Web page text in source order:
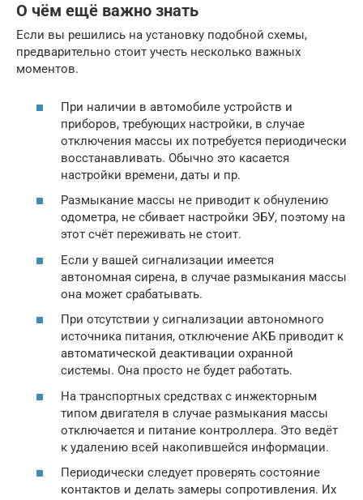
О чём ещё важно знать
Если вы решились на установку подобной схемы,
предварительно стоит учесть несколько важных
моментов.
При наличии в автомобиле устройств и
приборов, требующих настройки, в случае
отключения массы их потребуется периодически
восстанавливать. Обычно это касается
настройки времени, даты и пр.
Размыкание массы не приводит к обнулению
одометра, не сбивает настройки ЭБУ, поэтому на
этот счёт переживать не стоит.
Если у вашей сигнализации имеется
автономная сирена, в случае размыкания массы
она может срабатывать.
При отсутствии у сигнализации автономного
источника питания, отключение АКБ приводит к
автоматической деактивации охранной
системы. Она просто не будет работать.
На транспортных средствах с инжекторным
типом двигателя в случае размыкания массы
отключается и питание контроллера. Это ведёт
к удалению всей накопившейся информации.
Периодически следует проверять состояние
контактов и делать замеры сопротивления. Их